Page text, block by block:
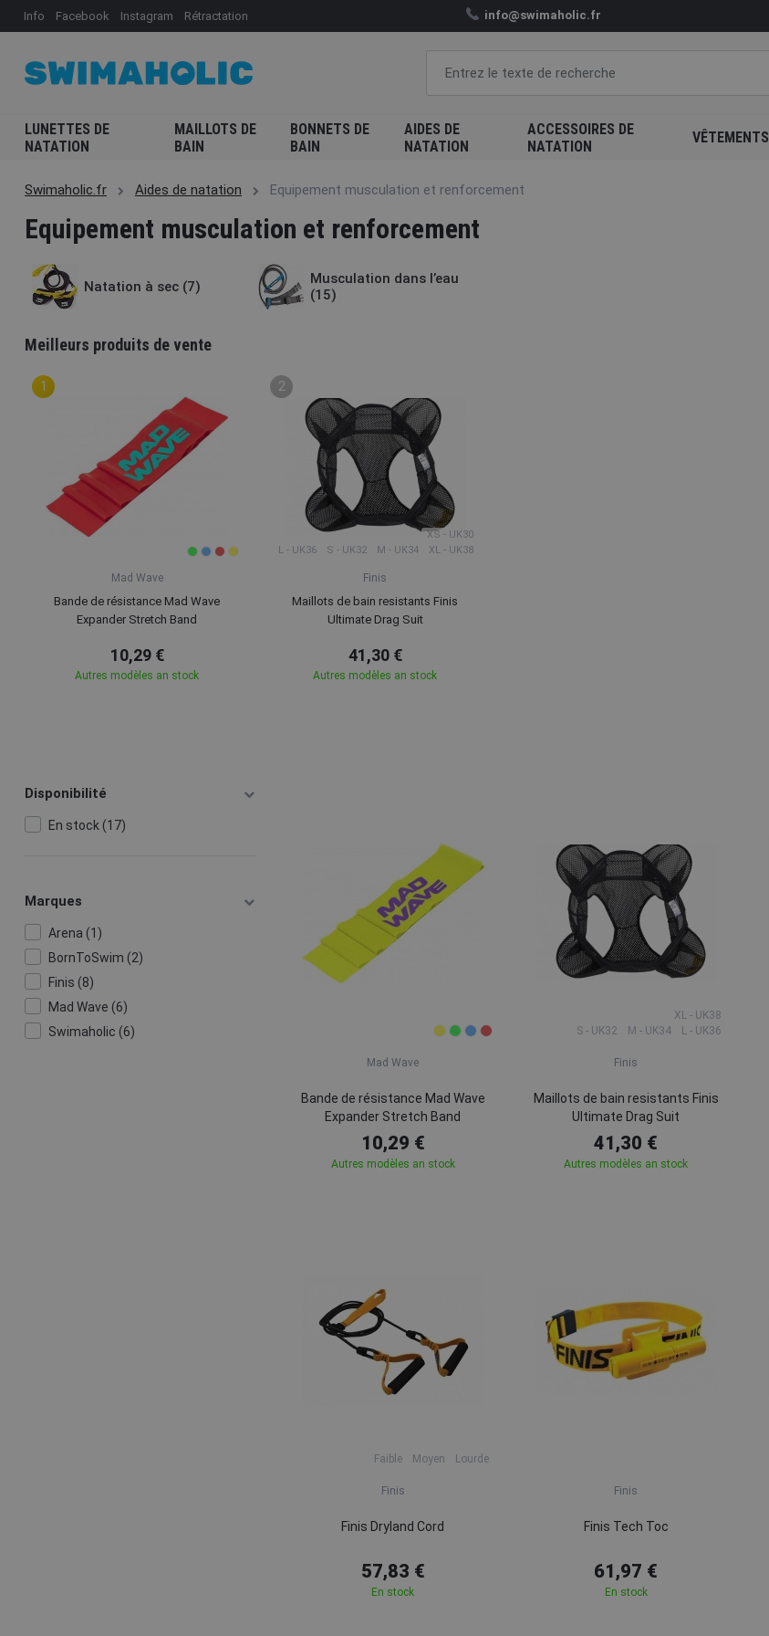
Info Facebook Instagram Rétractation info@swimaholic.fr
LUNETTES DE
NATATION
MAILLOTS DE
BAIN
BONNETS DE
BAIN
AIDES DE
NATATION
ACCESSOIRES DE
NATATION
VÊTEMENTS
Swimaholic.fr Aides de natation Equipement musculation et renforcement
Equipement musculation et renforcement
Natation à sec (7)
Musculation dans l’eau
(15)
Meilleurs produits de vente
Mad Wave
Bande de résistance Mad Wave
Expander Stretch Band
10,29 €
Autres modèles an stock
L - UK36 S - UK32 M - UK34 XL - UK38
XS - UK30
Finis
Maillots de bain resistants Finis
Ultimate Drag Suit
41,30 €
Autres modèles an stock
Disponibilité
En stock (17)
Marques
Arena (1)
BornToSwim (2)
Finis (8)
Mad Wave (6)
Swimaholic (6)
Mad Wave
Bande de résistance Mad Wave
Expander Stretch Band
10,29 €
Autres modèles an stock
S - UK32 M - UK34 L - UK36
XL - UK38
Finis
Maillots de bain resistants Finis
Ultimate Drag Suit
41,30 €
Autres modèles an stock
Faible Moyen Lourde
Finis
Finis Dryland Cord
57,83 €
En stock
Finis
Finis Tech Toc
61,97 €
En stock